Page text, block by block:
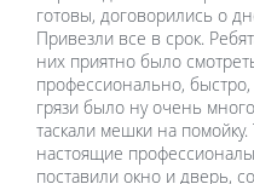
готовы, договорились о
Привезли все в срок.
них приятно было
профессионально,
грязи было ну очень
таскали мешки на
настоящие
поставили окно и дверь,